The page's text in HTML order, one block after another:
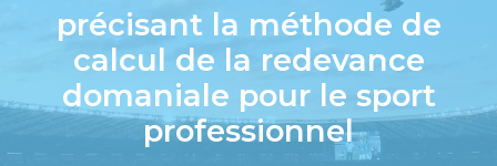
précisant la méthode de
calcul de la redevance
domaniale pour le sport
professionnel